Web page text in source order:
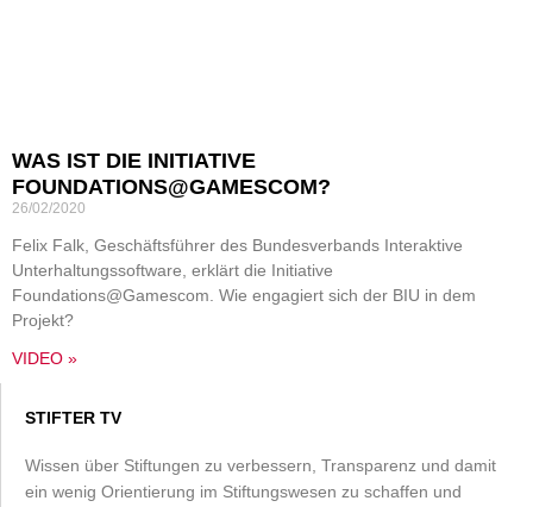
WAS IST DIE INITIATIVE
FOUNDATIONS@GAMESCOM?
26/02/2020
Felix Falk, Geschäftsführer des Bundesverbands Interaktive
Unterhaltungssoftware, erklärt die Initiative
Foundations@Gamescom. Wie engagiert sich der BIU in dem
Projekt?
VIDEO »
STIFTER TV
Wissen über Stiftungen zu verbessern, Transparenz und damit
ein wenig Orientierung im Stiftungswesen zu schaffen und